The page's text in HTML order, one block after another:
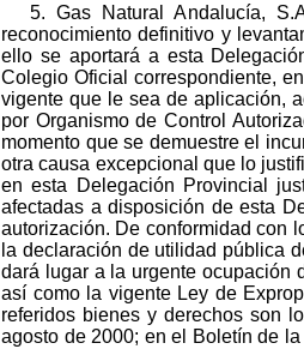
5. Gas Natural Andalucía,
reconocimiento definitivo y
ello se aportará a esta
Colegio Oficial correspondiente,
vigente que le sea de aplicación,
por Organismo de Control
momento que se demuestre el
otra causa excepcional que lo
en esta Delegación Provincial
afectadas a disposición de esta
autorización. De conformidad con
la declaración de utilidad pública
dará lugar a la urgente ocupación
así como la vigente Ley de
referidos bienes y derechos son
agosto de 2000; en el Boletín de